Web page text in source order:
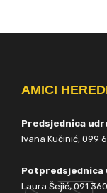
AMICI
Predsjednica
Ivana Kučinić, 099
Potpredsjednica
Laura Šejić, 091